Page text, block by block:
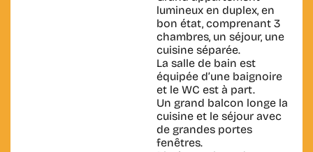
lumineux en duplex, en
bon état, comprenant 3
chambres, un séjour, une
cuisine séparée.
La salle de bain est
équipée d’une baignoire
et le WC est à part.
Un grand balcon longe la
cuisine et le séjour avec
de grandes portes
fenêtres.